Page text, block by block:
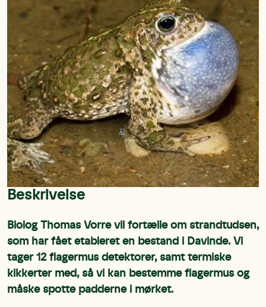
Beskrivelse
Biolog Thomas Vorre vil fortælle om strandtudsen,
som har fået etableret en bestand i Davinde. Vi
tager 12 flagermus detektorer, samt termiske
kikkerter med, så vi kan bestemme flagermus og
måske spotte padderne i mørket.